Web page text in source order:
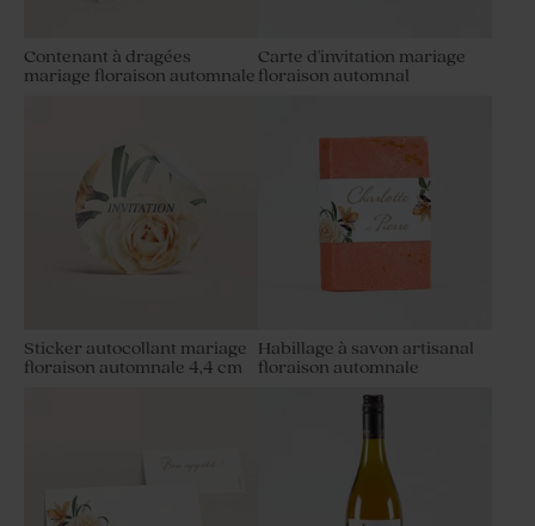
Contenant à dragées
mariage floraison automnale
Carte d'invitation mariage
floraison automnal
Sticker autocollant mariage
floraison automnale 4,4 cm
Habillage à savon artisanal
floraison automnale